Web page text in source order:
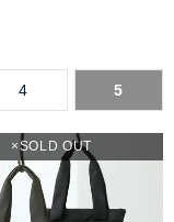
4 5
SOLD OUT